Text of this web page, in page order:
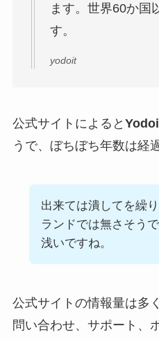
ます。世界60か国
す。
yodoit
公式サイトによると
うで、ぼちぼち年数は経
出来ては潰してを繰
ランドでは無さそう
浅いですね。
公式サイトの情報量は多
問い合わせ、サポート、